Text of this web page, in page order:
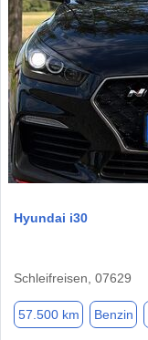
Hyundai i30
Schleifreisen, 07629
57.500 km Benzin